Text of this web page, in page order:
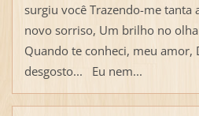
surgiu você Trazendo-me
novo sorriso, Um brilho no
Quando te conheci, meu amor,
desgosto... Eu nem...